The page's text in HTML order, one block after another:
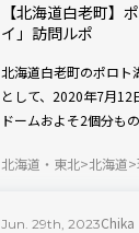
【北海道白老町】
イ」訪問ルポ
北海道白老町のポロト
として、2020年7月12
ドームおよそ2個分も
感できる「国立民族共
ーツや工芸品を扱う
中から、「ここだけは
北海道・東北 北海道
Jun. 29th, 2023Chika